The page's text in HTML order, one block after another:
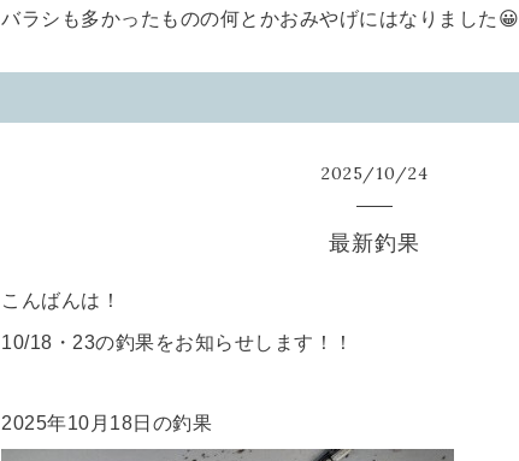
バラシも多かったものの何とかおみやげにはなりました😀
2025/10/24
最新釣果
こんばんは！
10/18・23の釣果をお知らせします！！
2025年10月18日の釣果